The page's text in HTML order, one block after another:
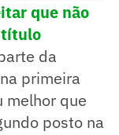
que não
título
da
primeira
melhor que
posto na